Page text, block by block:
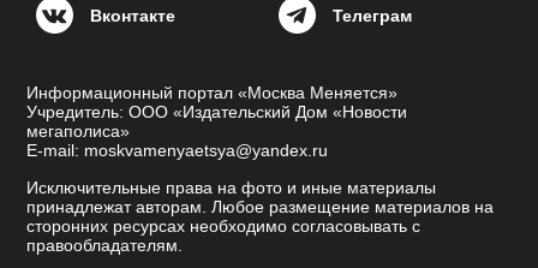
Вконтакте Телеграм
Информационный портал «Москва Меняется»
Учредитель: ООО «Издательский Дом «Новости
мегаполиса»
E-mail: moskvamenyaetsya@yandex.ru
Исключительные права на фото и иные материалы
принадлежат авторам. Любое размещение материалов на
сторонних ресурсах необходимо согласовывать с
правообладателям.